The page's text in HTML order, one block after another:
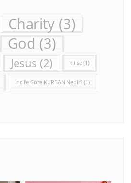
Charity (3)
God (3)
Jesus (2) kilise (1)
İncil’e Göre KURBAN Nedir? (1)